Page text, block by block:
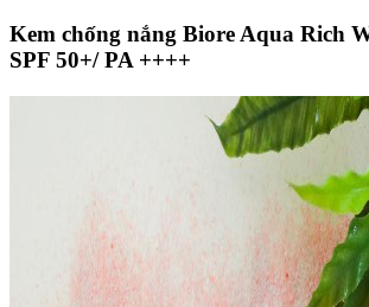
Kem chống nắng Biore Aqua Rich
SPF 50+/ PA ++++